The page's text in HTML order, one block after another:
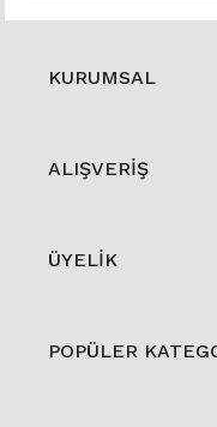
KURUMSAL
ALIŞVERİŞ
ÜYELİK
POPÜLER